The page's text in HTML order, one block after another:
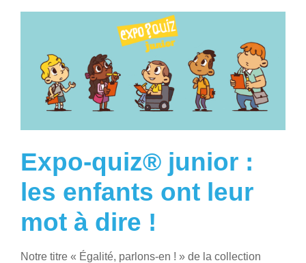
Expo-quiz® junior :
les enfants ont leur
mot à dire !
Notre titre « Égalité, parlons-en ! » de la collection